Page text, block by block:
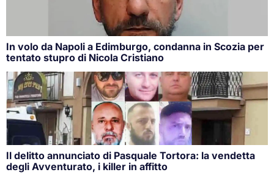
In volo da Napoli a Edimburgo, condanna in Scozia per
tentato stupro di Nicola Cristiano
Il delitto annunciato di Pasquale Tortora: la vendetta
degli Avventurato, i killer in affitto